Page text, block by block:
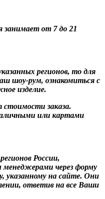
занимает от 7 до 21
регионов, то для
шоу-рум, ознакомиться с
изделие.
стоимости заказа.
или картами
России,
менеджерами через форму
указанному на сайте. Они
ответив на все Ваши